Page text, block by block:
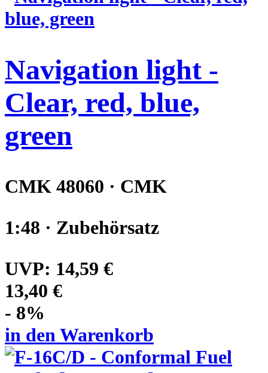
Navigation light -
Clear, red, blue,
green
CMK 48060 · CMK
1:48 · Zubehörsatz
UVP: 14,59 €
13,40 €
- 8%
in den Warenkorb